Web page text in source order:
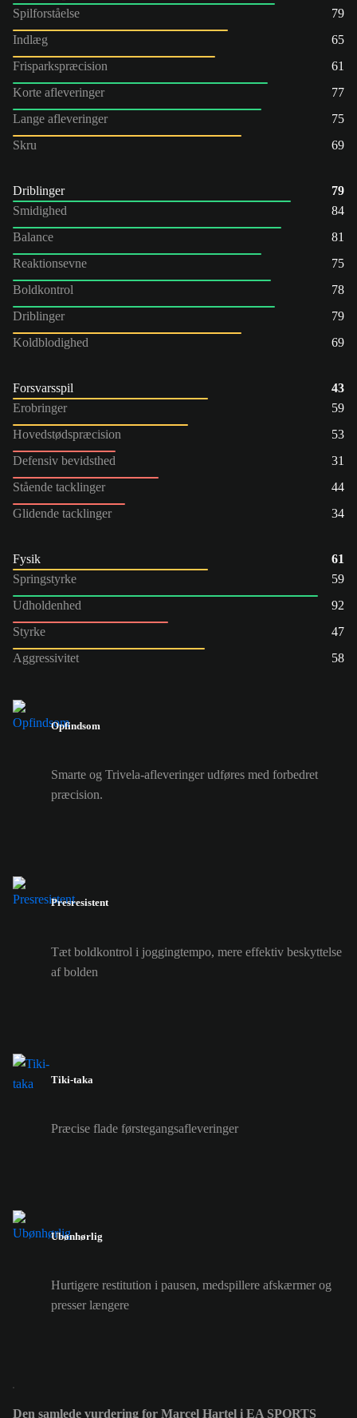
Spilforståelse
79
Indlæg
65
Frisparkspræcision
61
Korte afleveringer
77
Lange afleveringer
75
Skru
69
Driblinger
79
Smidighed
84
Balance
81
Reaktionsevne
75
Boldkontrol
78
Driblinger
79
Koldblodighed
69
Forsvarsspil
43
Erobringer
59
Hovedstødspræcision
53
Defensiv bevidsthed
31
Stående tacklinger
44
Glidende tacklinger
34
Fysik
61
Springstyrke
59
Udholdenhed
92
Styrke
47
Aggressivitet
58
Opfindsom
Smarte og Trivela-afleveringer udføres med forbedret
præcision.
Presresistent
Tæt boldkontrol i joggingtempo, mere effektiv beskyttelse
af bolden
Tiki-taka
Præcise flade førstegangsafleveringer
Ubønhørlig
Hurtigere restitution i pausen, medspillere afskærmer og
presser længere
Den samlede vurdering for Marcel Hartel i EA SPORTS